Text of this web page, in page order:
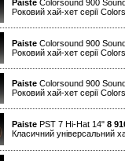
Paiste Colorsound 900
Роковий хай-хет серії
Paiste Colorsound 900
Роковий хай-хет серії
Paiste Colorsound 900
Роковий хай-хет серії
Paiste PST 7 Hi-Hat 14" 8
Класичний універсальний